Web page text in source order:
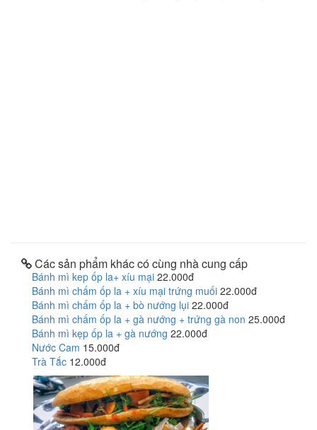
Các sản phẩm khác có cùng nhà cung cấp
Bánh mì kep ốp la+ xíu mại 22.000đ
Bánh mì chấm ốp la + xíu mại trứng muối 22.000đ
Bánh mì chấm ốp la + bò nướng lụi 22.000đ
Bánh mì chấm ốp la + gà nướng + trứng gà non 25.000đ
Bánh mì kẹp ốp la + gà nướng 22.000đ
Nước Cam 15.000đ
Trà Tắc 12.000đ